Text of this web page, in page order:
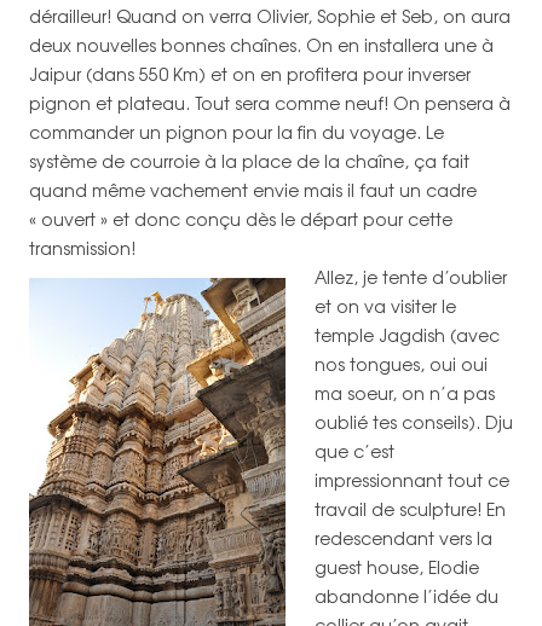
dérailleur! Quand on verra Olivier, Sophie et Seb, on aura
deux nouvelles bonnes chaînes. On en installera une à
Jaipur (dans 550 Km) et on en profitera pour inverser
pignon et plateau. Tout sera comme neuf! On pensera à
commander un pignon pour la fin du voyage. Le
système de courroie à la place de la chaîne, ça fait
quand même vachement envie mais il faut un cadre
« ouvert » et donc conçu dès le départ pour cette
transmission!
Allez, je tente d’oublier
et on va visiter le
temple Jagdish (avec
nos tongues, oui oui
ma soeur, on n’a pas
oublié tes conseils). Dju
que c’est
impressionnant tout ce
travail de sculpture! En
redescendant vers la
guest house, Elodie
abandonne l’idée du